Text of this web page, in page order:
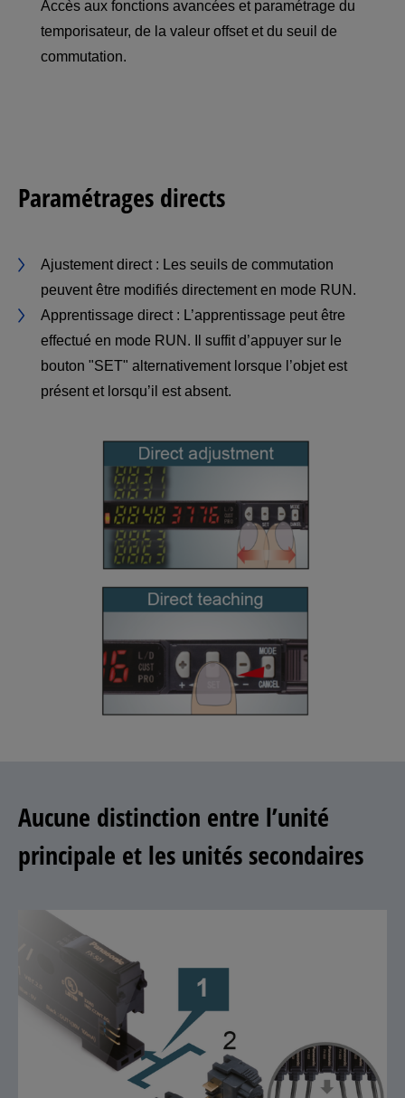
Accès aux fonctions avancées et paramétrage du
temporisateur, de la valeur offset et du seuil de
commutation.
Paramétrages directs
Ajustement direct : Les seuils de commutation
peuvent être modifiés directement en mode RUN.
Apprentissage direct : L’apprentissage peut être
effectué en mode RUN. Il suffit d’appuyer sur le
bouton "SET" alternativement lorsque l’objet est
présent et lorsqu’il est absent.
Aucune distinction entre l’unité
principale et les unités secondaires